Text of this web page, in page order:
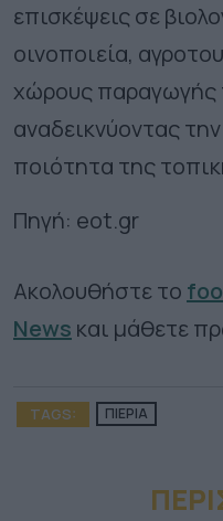
επισκέψεις σε
οινοποιεία,
χώρους παραγωγής
αναδεικνύοντας
ποιότητα της
Πηγή: eot.gr
Ακολουθήστε το
News και μάθετε
TAGS: ΠΙΕΡΙΑ